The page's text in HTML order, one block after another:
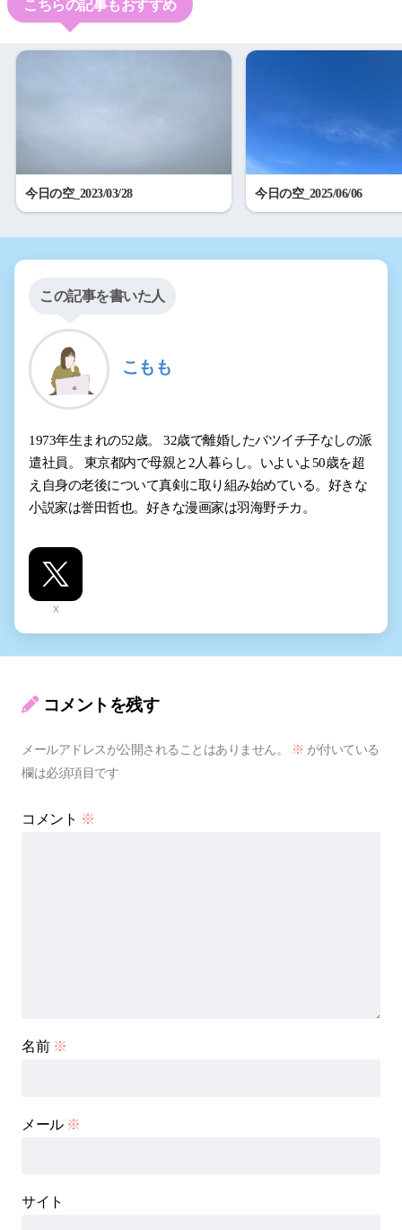
こちらの記事もおすすめ
今日の空_2023/03/28 今日の空_2025/06/06
この記事を書いた人
こもも
1973年生まれの52歳。 32歳で離婚したバツイチ子なしの派
遣社員。 東京都内で母親と2人暮らし。いよいよ50歳を超
え自身の老後について真剣に取り組み始めている。好きな
小説家は誉田哲也。好きな漫画家は羽海野チカ。
X
コメントを残す
メールアドレスが公開されることはありません。 ※ が付いている
欄は必須項目です
コメント ※
名前 ※
メール ※
サイト